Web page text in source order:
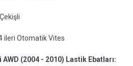
ileri Otomatik Vites
AWD (2004 - 2010) Lastik Ebatları: